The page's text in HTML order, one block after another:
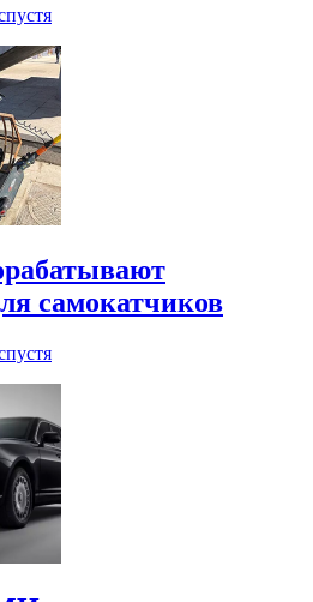
самокатчиков